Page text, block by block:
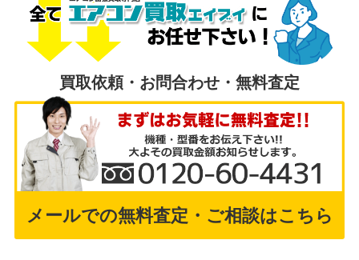
買取依頼・お問合わせ・無料査定
メールでの無料査定・ご相談はこちら